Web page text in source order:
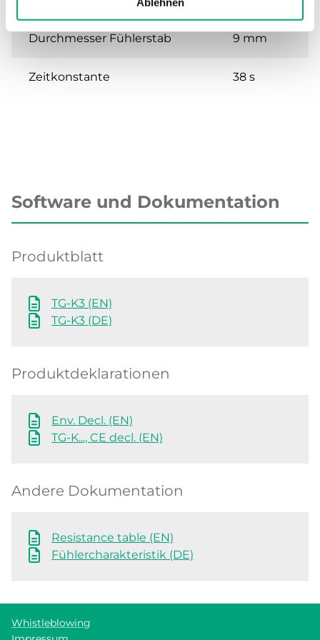
Durchmesser Fühlerstab 9 mm
Zeitkonstante 38 s
Software und Dokumentation
Produktblatt
TG-K3 (EN)
TG-K3 (DE)
Produktdeklarationen
Env. Decl. (EN)
TG-K..., CE decl. (EN)
Andere Dokumentation
Resistance table (EN)
Fühlercharakteristik (DE)
Whistleblowing